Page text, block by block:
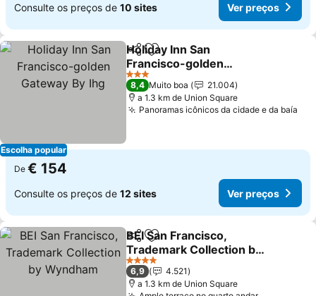
Consulte os preços de 10 sites Ver preços
Escolha popular
PartilharAdicionar aos favoritos
Holiday Inn San
Francisco-golden
Gateway By Ihg
Ver preços
3 Estrelas
8,4 Muito boa
21.004
a 1.3 km de Union Square
Panoramas icônicos da cidade e da baía
De € 154
Consulte os preços de 12 sites Ver preços
PartilharAdicionar aos favoritos
BEI San Francisco,
Trademark Collection by
Wyndham
Ver preços
4 Estrelas
6,9
4.521
a 1.3 km de Union Square